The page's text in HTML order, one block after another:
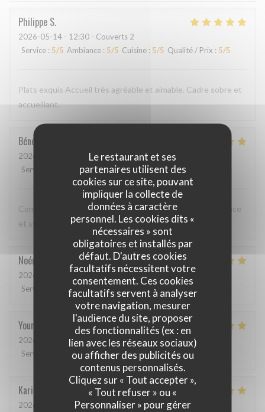
Le restaurant et ses
partenaires utilisent des
cookies sur ce site, pouvant
impliquer la collecte de
données à caractère
personnel. Les cookies dits «
nécessaires » sont
obligatoires et installés par
défaut. D'autres cookies
facultatifs nécessitent votre
consentement. Ces cookies
facultatifs servent à analyser
votre navigation, mesurer
l'audience du site, proposer
des fonctionnalités (ex : en
lien avec les réseaux sociaux)
ou afficher des publicités ou
contenus personnalisés.
Cliquez sur « Tout accepter »,
« Tout refuser » ou «
Personnaliser » pour gérer
Philippe S
2026-05-14 - 12:30 - Couverts 2
Service : 5/5 Ambiance : 5/5 Cuisine : 5/5 Qualité / Prix : 5/5
Plats exquis Accueil très agréable et aimable. Cadre sobre et
accueillant.
Bénédicte
2026-05-12
- 20:00 - Couverts 3
Service
Ambiance:5/5 Cuisine :5/5 Qualité / Prix
Comme toujours, cuisine excellente, service discret, efficace
et sympathique. Merci beaucoup !
Noémie
2026-05-06
- 13:00 - Couverts 2
Service
Ambiance: 5 : 5 Qualité / Prix
Youri
2026-04-22
- 12:00 - Couverts 2
Service
Ambiance:4/5 Cuisine: 5/5 Qualité / Prix
Karin
2026-05-01
- 19:15 - Couverts 3